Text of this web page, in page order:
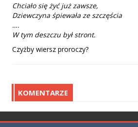
Chciało się żyć już zawsze,
Dziewczyna śpiewała ze szczęścia
….
W tym deszczu był stront.
Czyżby wiersz proroczy?
KOMENTARZE